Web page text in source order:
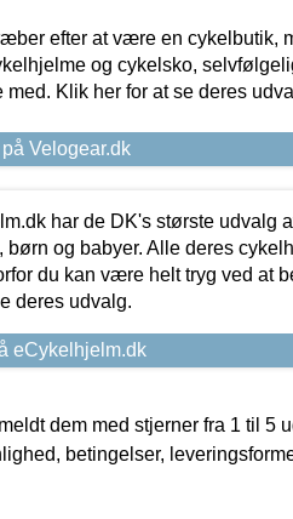
efter at være en cykelbutik,
og cykelsko,
Klik her for at se deres
Velogear.dk
har de DK's største udvalg
børn og babyer. Alle deres
du kan være helt tryg ved at
deres udvalg.
eCykelhjelm.dk
dem med stjerner fra 1 til 5
betingelser,